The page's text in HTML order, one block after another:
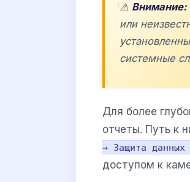
⚠️ Внимание:
или
системные
Для более
отчеты. Путь к
→ Защита данных
доступом к